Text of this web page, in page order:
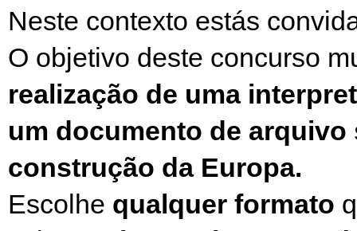
Neste contexto estás
O objetivo deste concurso
realização de uma
um documento de arquivo
construção da Europa.
Escolhe qualquer formato